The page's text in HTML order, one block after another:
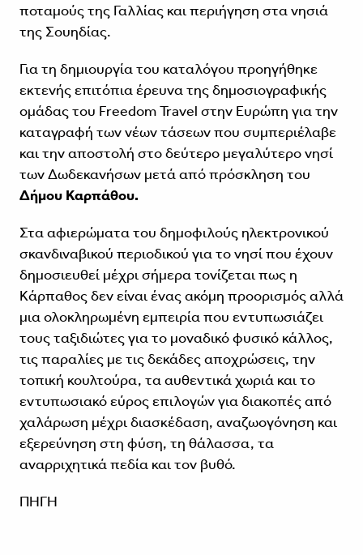
ποταμούς της Γαλλίας και περιήγηση στα νησιά
της Σουηδίας.
Για τη δημιουργία του καταλόγου προηγήθηκε
εκτενής επιτόπια έρευνα της δημοσιογραφικής
ομάδας του Freedom Travel στην Ευρώπη για την
καταγραφή των νέων τάσεων που συμπεριέλαβε
και την αποστολή στο δεύτερο μεγαλύτερο νησί
των Δωδεκανήσων μετά από πρόσκληση του
Δήμου Καρπάθου.
Στα αφιερώματα του δημοφιλούς ηλεκτρονικού
σκανδιναβικού περιοδικού για το νησί που έχουν
δημοσιευθεί μέχρι σήμερα τονίζεται πως η
Κάρπαθος δεν είναι ένας ακόμη προορισμός αλλά
μια ολοκληρωμένη εμπειρία που εντυπωσιάζει
τους ταξιδιώτες για το μοναδικό φυσικό κάλλος,
τις παραλίες με τις δεκάδες αποχρώσεις, την
τοπική κουλτούρα, τα αυθεντικά χωριά και το
εντυπωσιακό εύρος επιλογών για διακοπές από
χαλάρωση μέχρι διασκέδαση, αναζωογόνηση και
εξερεύνηση στη φύση, τη θάλασσα, τα
αναρριχητικά πεδία και τον βυθό.
ΠΗΓΗ